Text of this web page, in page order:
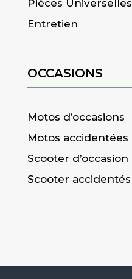
Pièces Universelles
Entretien
OCCASIONS
Motos d’occasions
Motos accidentées
Scooter d’occasion
Scooter accidentés